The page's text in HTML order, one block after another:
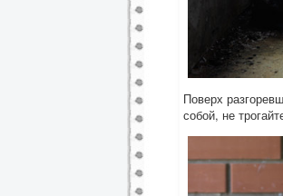
Поверх
собой, не